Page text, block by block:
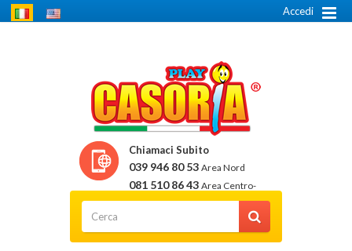
Accedi
Chiamaci Subito
039 946 80 53 Area Nord
081 510 86 43 Area Centro-
Sud